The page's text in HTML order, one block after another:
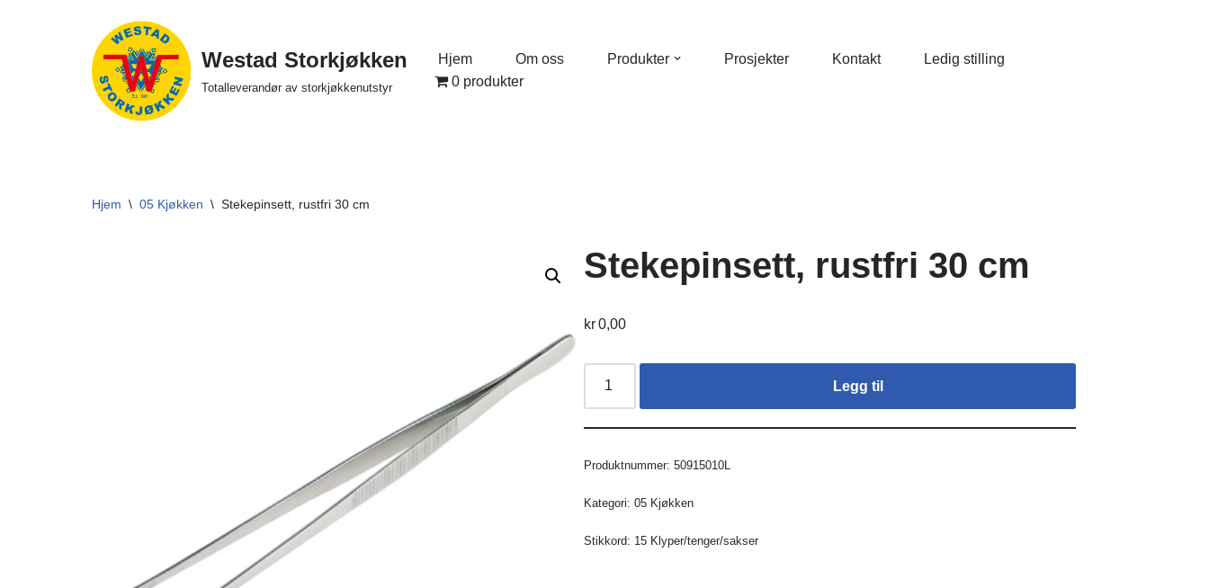
Westad Storkjøkken
Totalleverandør av storkjøkkenutstyr
Hjem Om oss Produkter Prosjekter Kontakt
Ledig stilling
0 produkter
Hjem \ 05 Kjøkken \ Stekepinsett, rustfri 30 cm
Stekepinsett, rustfri 30 cm
kr0,00
Legg til
Produktnummer:50915010L
Kategori:05 Kjøkken
Stikkord: 15 Klyper/tenger/sakser